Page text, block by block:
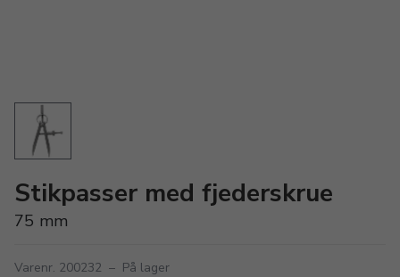
Stikpasser med fjederskrue
75 mm
Varenr. 200232 – På lager